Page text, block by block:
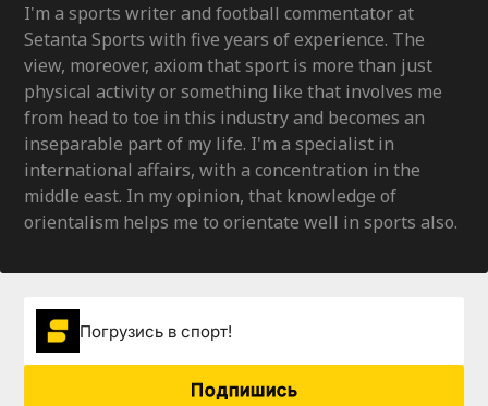
I'm a sports writer and football commentator at
Setanta Sports with five years of experience. The
view, moreover, axiom that sport is more than just
physical activity or something like that involves me
from head to toe in this industry and becomes an
inseparable part of my life. I'm a specialist in
international affairs, with a concentration in the
middle east. In my opinion, that knowledge of
orientalism helps me to orientate well in sports also.
Погрузиcь в спорт!
Подпишись